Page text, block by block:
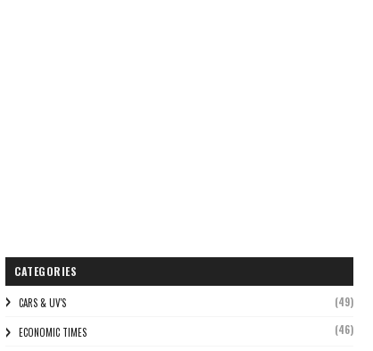
CATEGORIES
CARS & UV'S (49)
ECONOMIC TIMES (46)